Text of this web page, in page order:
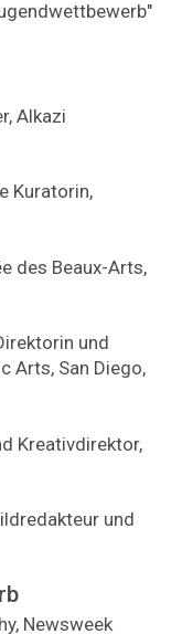
Alkazi
Kuratorin,
des Beaux-Arts,
und
Arts, San Diego,
Kreativdirektor,
und
Newsweek